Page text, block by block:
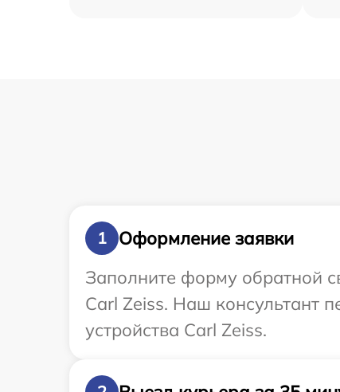
1
Оформление заявки
Заполните форму обратной
Carl Zeiss. Наш консультант
устройства Carl Zeiss.